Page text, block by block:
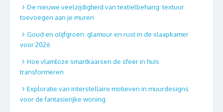
De nieuwe veelzijdigheid van textielbehang: textuur
toevoegen aan je muren
Goud en olijfgroen: glamour en rust in de slaapkamer
voor 2026
Hoe vlamloze smartkaarsen de sfeer in huis
transformeren
Exploratie van interstellaire motieven in muurdesigns
voor de fantasierijke woning